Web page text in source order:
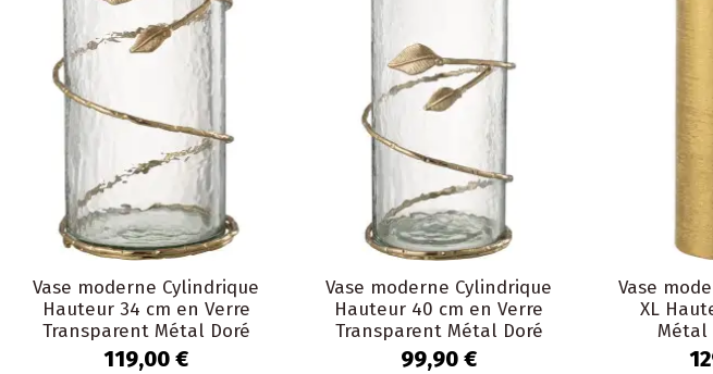
Vase moderne Cylindrique
Hauteur 34 cm en Verre
Transparent Métal Doré
Motif feuille Koryn
119,00 €
Vase moderne Cylindrique
Hauteur 40 cm en Verre
Transparent Métal Doré
Motif feuille Koryn
99,90 €
Vase
XL
Métal